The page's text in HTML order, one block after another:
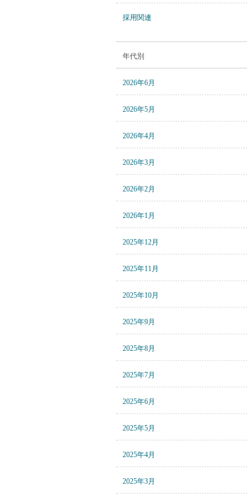
採用関連
年代別
2026年6月
2026年5月
2026年4月
2026年3月
2026年2月
2026年1月
2025年12月
2025年11月
2025年10月
2025年9月
2025年8月
2025年7月
2025年6月
2025年5月
2025年4月
2025年3月